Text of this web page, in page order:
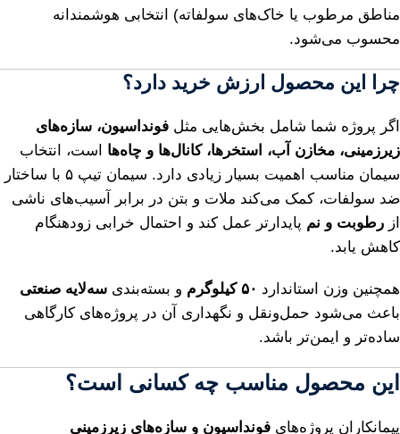
مناطق مرطوب یا خاک‌های سولفاته) انتخابی هوشمندانه
محسوب می‌شود.
چرا این محصول ارزش خرید دارد؟
اگر پروژه شما شامل بخش‌هایی مثل فونداسیون، سازه‌های
زیرزمینی، مخازن آب، استخرها، کانال‌ها و چاه‌ها است، انتخاب
سیمان مناسب اهمیت بسیار زیادی دارد. سیمان تیپ ۵ با ساختار
ضد سولفات، کمک می‌کند ملات و بتن در برابر آسیب‌های ناشی
از رطوبت و نم پایدارتر عمل کند و احتمال خرابی زودهنگام
کاهش یابد.
همچنین وزن استاندارد ۵۰ کیلوگرم و بسته‌بندی سه‌لایه صنعتی
باعث می‌شود حمل‌ونقل و نگهداری آن در پروژه‌های کارگاهی
ساده‌تر و ایمن‌تر باشد.
این محصول مناسب چه کسانی است؟
پیمانکاران پروژه‌های فونداسیون و سازه‌های زیرزمینی